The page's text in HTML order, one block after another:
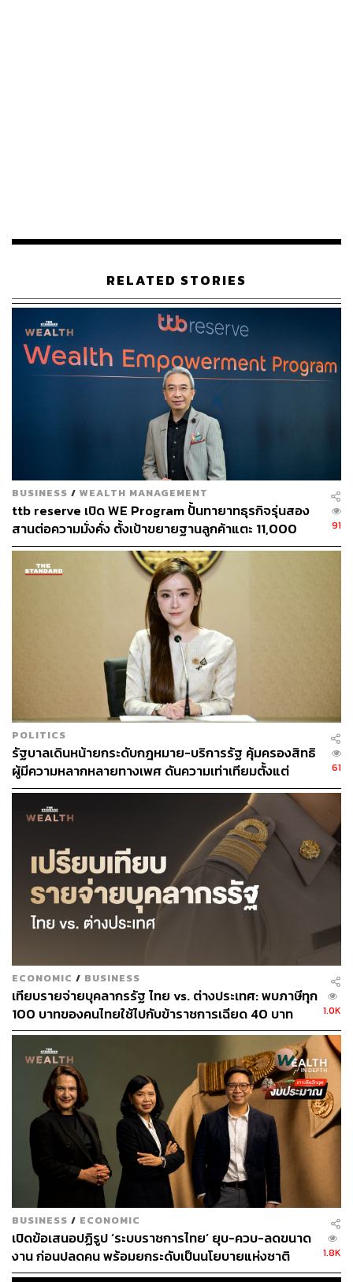
จุฬาลงกรณ์มหาวิทยาลัย
SCG
การตลาด
สมาคมการตลาดแห่งประเทศไทย
University of Cambridge
ส.ขอนแก่น
ABOUT THE AUTHOR
จิรันธนิน กมลเลิศ
Content Creator ประจำ THE STANDARD
WEALTH
RELATED STORIES
BUSINESS / WEALTH MANAGEMENT
ttb reserve เปิด WE Program ปั้นทายาทธุรกิจรุ่นสอง
สานต่อความมั่งคั่ง ตั้งเป้าขยายฐานลูกค้าแตะ 11,000
ราย ดัน AUM เติบโต 10% ต่อปีในอีก 3-5 ปีข้างหน้า
91
POLITICS
รัฐบาลเดินหน้ายกระดับกฎหมาย-บริการรัฐ คุ้มครองสิทธิ
ผู้มีความหลากหลายทางเพศ ดันความเท่าเทียมตั้งแต่
หลักสูตรในห้องเรียนถึงที่ทำงาน
61
ECONOMIC / BUSINESS
เทียบรายจ่ายบุคลากรรัฐ ไทย vs. ต่างประเทศ: พบภาษีทุก
100 บาทของคนไทยใช้ไปกับข้าราชการเฉียด 40 บาท
1.0K
BUSINESS / ECONOMIC
เปิดข้อเสนอปฏิรูป ‘ระบบราชการไทย’ ยุบ-ควบ-ลดขนาด
งาน ก่อนปลดคน พร้อมยกระดับเป็นนโยบายแห่งชาติ
1.8K